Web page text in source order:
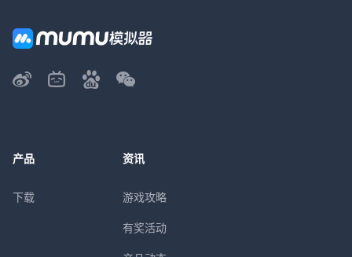
产品
下载
资讯
游戏攻略
有奖活动